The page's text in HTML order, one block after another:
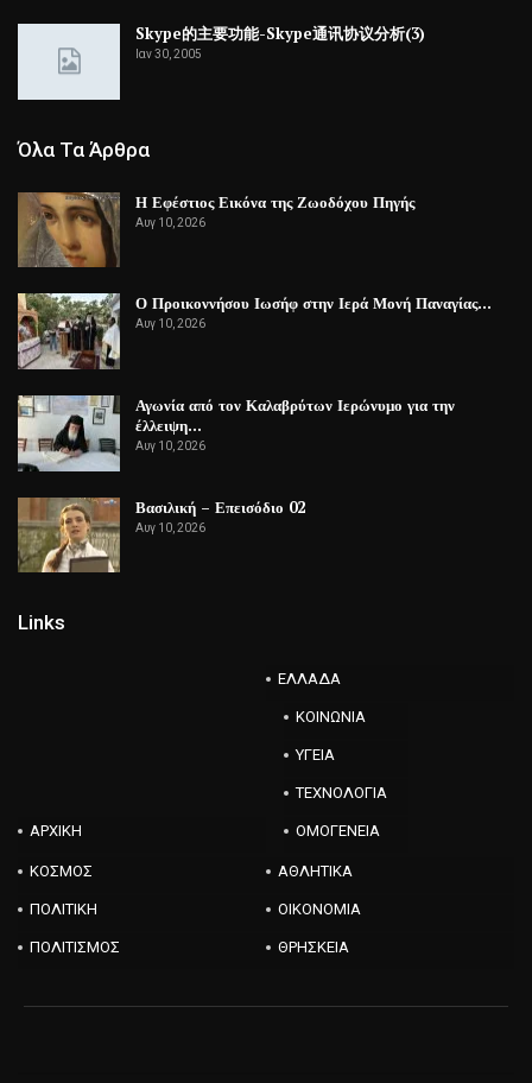
Skype的主要功能-Skype通讯协议分析(3)
Ιαν 30, 2005
Όλα Τα Άρθρα
Η Εφέστιος Εικόνα της Ζωοδόχου Πηγής
Αυγ 10, 2026
Ο Προικοννήσου Ιωσήφ στην Ιερά Μονή Παναγίας…
Αυγ 10, 2026
Αγωνία από τον Καλαβρύτων Ιερώνυμο για την
έλλειψη…
Αυγ 10, 2026
Βασιλική – Επεισόδιο 02
Αυγ 10, 2026
Links
ΑΡΧΙΚΗ
ΕΛΛΑΔΑ
ΚΟΙΝΩΝΙΑ
ΥΓΕΙΑ
ΤΕΧΝΟΛΟΓΙΑ
ΟΜΟΓΕΝΕΙΑ
ΚΟΣΜΟΣ ΑΘΛΗΤΙΚΑ
ΠΟΛΙΤΙΚΗ ΟΙΚΟΝΟΜΙΑ
ΠΟΛΙΤΙΣΜΟΣ ΘΡΗΣΚΕΙΑ